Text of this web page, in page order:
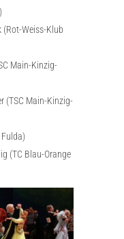
Weiss-Klub
Main-Kinzig-
(TSC Main-Kinzig-
(TC Blau-Orange